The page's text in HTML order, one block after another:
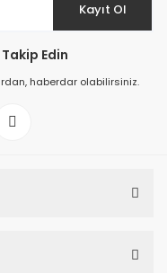
Kayıt Ol
Edin
haberdar olabilirsiniz.